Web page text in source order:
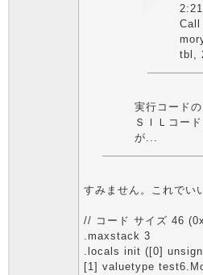
Call
tbl,
実行コード
ＳＩＬコー
が...
すみません。これでい
// コード サイズ 46
.maxstack 3
.locals init ([0]
[1] valuetype